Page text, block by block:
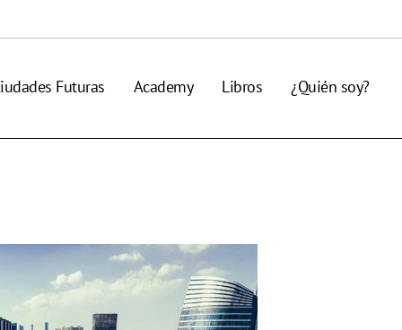
Futuras Academy Libros ¿Quién soy?